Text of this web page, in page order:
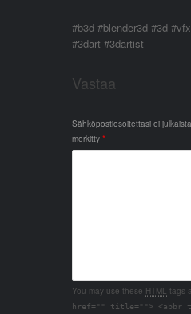
#b3d #blender3d #3d
#3dart #3dartist
Vastaa
Sähköpostiosoitettasi ei julkaista.
merkitty *
You may use these HTML tags
href="" title=""> <abbr